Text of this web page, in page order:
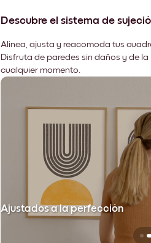
Descubre el sistema de
Alinea, ajusta y reacomoda tus
Disfruta de paredes sin daños y de
cualquier momento.
Ajustados a la perfección